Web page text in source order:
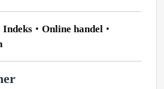
Indeks
Online handel